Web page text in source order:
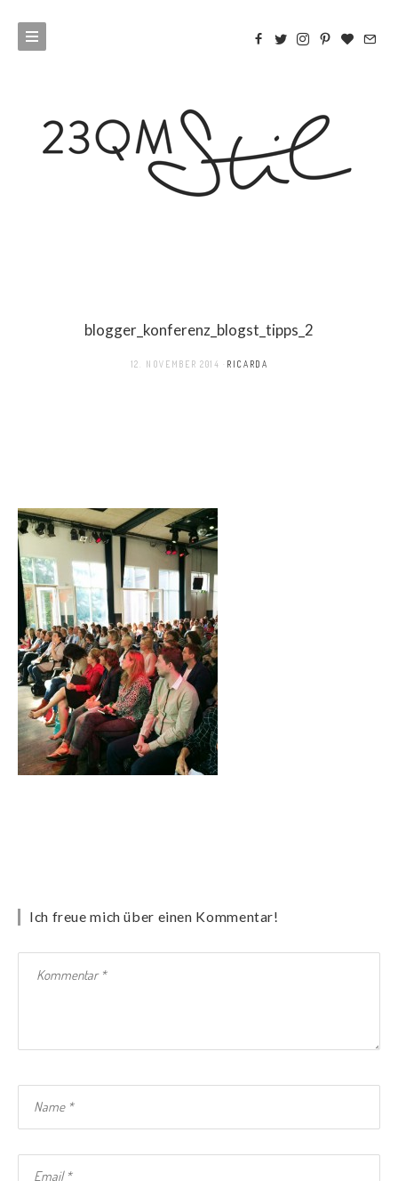
blogger_konferenz_blogst_tipps_2
12. NOVEMBER 2014 RICARDA
Ich freue mich über einen Kommentar!